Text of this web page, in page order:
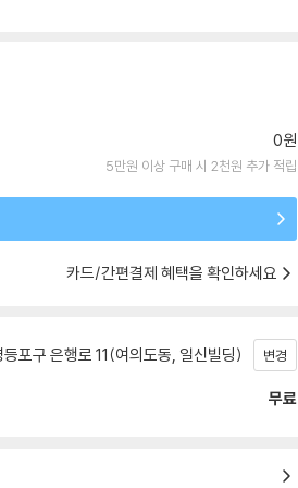
0원
5만원 이상 구매 시 2천원 추가 적립
카드/간편결제 혜택을 확인하세요
포구 은행로 11(여의도동, 일신빌딩) 변경
무료